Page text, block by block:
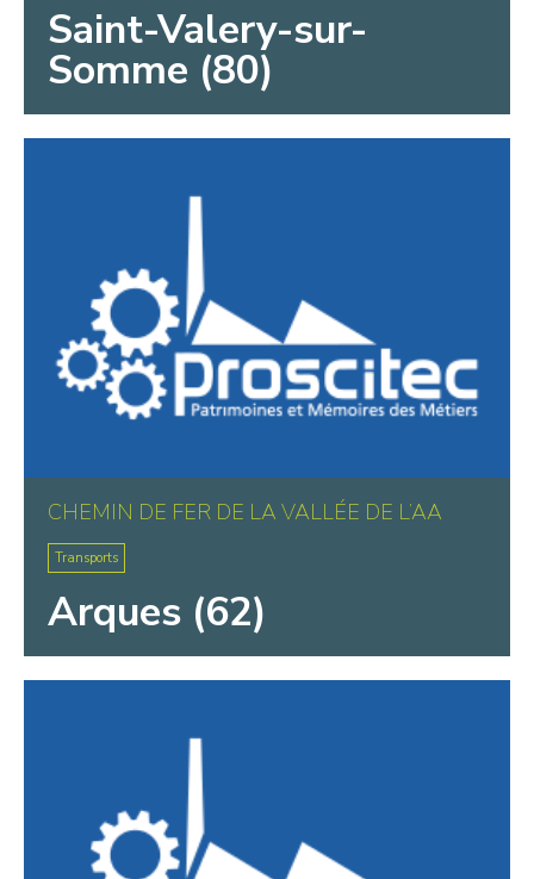
Saint-Valery-sur-
Somme (80)
CHEMIN DE FER DE LA VALLÉE DE L’AA
Transports
Arques (62)